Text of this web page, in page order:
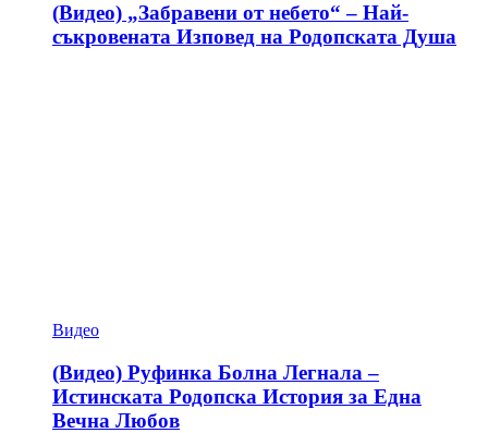
(Видео) „Забравени от небето“ – Най-
съкровената Изповед на Родопската Душа
Видео
(Видео) Руфинка Болна Легнала –
Истинската Родопска История за Една
Вечна Любов